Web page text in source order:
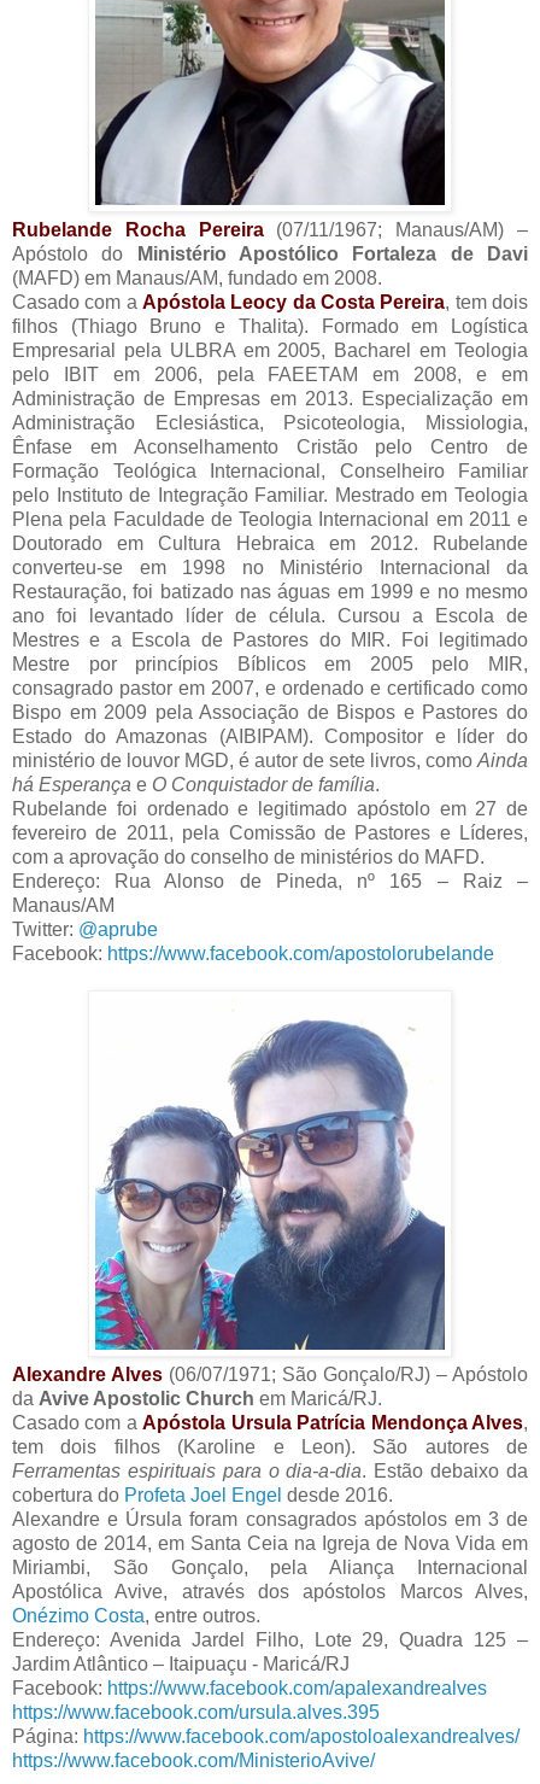
Rubelande Rocha Pereira(07/11/1967; Manaus/AM) –
Apóstolo do
Ministério Apostólico Fortaleza de Davi
(MAFD) em Manaus/AM, fundado em 2008.
Casado com a Apóstola Leocy da Costa Pereira, tem dois
filhos (Thiago Bruno e Thalita). Formado em Logística
Empresarial pela ULBRA em 2005, Bacharel em Teologia
pelo IBIT em 2006, pela FAEETAM em 2008, e em
Administração de Empresas em 2013. Especialização em
Administração Eclesiástica, Psicoteologia, Missiologia,
Ênfase em Aconselhamento Cristão pelo Centro de
Formação Teológica Internacional, Conselheiro Familiar
pelo Instituto de Integração Familiar. Mestrado em Teologia
Plena pela Faculdade de Teologia Internacional em 2011 e
Doutorado em Cultura Hebraica em 2012. Rubelande
converteu-se em 1998 no Ministério Internacional da
Restauração, foi batizado nas águas em 1999 e no mesmo
ano foi levantado líder de célula. Cursou a Escola de
Mestres e a Escola de Pastores do MIR. Foi legitimado
Mestre por princípios Bíblicos em 2005 pelo MIR,
consagrado pastor em 2007, e ordenado e certificado como
Bispo em 2009 pela Associação de Bispos e Pastores do
Estado do Amazonas (AIBIPAM). Compositor e líder do
ministério de louvor MGD, é autor de sete livros, comoAinda
há Esperança e O Conquistador de família.
Rubelande foi ordenado e legitimado apóstolo em 27 de
fevereiro de 2011, pela Comissão de Pastores e Líderes,
com a aprovação do conselho de ministérios do MAFD.
Endereço: Rua Alonso de Pineda, nº 165 – Raiz –
Manaus/AM
Twitter: @aprube
Facebook: https://www.facebook.com/apostolorubelande
Alexandre Alves (06/07/1971; São Gonçalo/RJ) – Apóstolo
da Avive Apostolic Church em Maricá/RJ.
Casado com aApóstola Ursula Patrícia Mendonça Alves,
tem dois filhos (Karoline e Leon). São autores de
Ferramentas espirituais para o dia-a-dia. Estão debaixo da
cobertura do Profeta Joel Engel desde 2016.
Alexandre e Úrsula foram consagrados apóstolos em 3 de
agosto de 2014, em Santa Ceia na Igreja de Nova Vida em
Miriambi, São Gonçalo, pela Aliança Internacional
Apostólica Avive, através dos apóstolos Marcos Alves,
Onézimo Costa, entre outros.
Endereço: Avenida Jardel Filho, Lote 29, Quadra 125 –
Jardim Atlântico – Itaipuaçu - Maricá/RJ
Facebook: https://www.facebook.com/apalexandrealves
https://www.facebook.com/ursula.alves.395
Página: https://www.facebook.com/apostoloalexandrealves/
https://www.facebook.com/MinisterioAvive/